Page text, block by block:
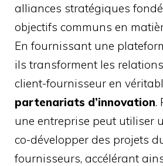
alliances stratégiques
objectifs communs en
En fournissant une
ils transforment les
client-fournisseur en
partenariats d’innovation.
une entreprise peut utiliser
co-développer des projets
fournisseurs, accélérant